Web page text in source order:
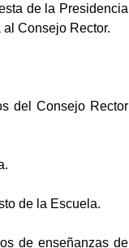
de la Presidencia
Consejo Rector.
del Consejo Rector
de la Escuela.
de enseñanzas de